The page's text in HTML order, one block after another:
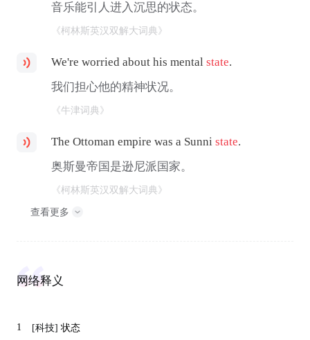
音乐能引人进入沉思的状态。
《柯林斯英汉双解大词典》
We're worried about his mentalstate.
我们担心他的精神状况。
《牛津词典》
The Ottoman empire was a Sunnistate.
奥斯曼帝国是逊尼派国家。
《柯林斯英汉双解大词典》
查看更多
网络释义
1 [科技] 状态